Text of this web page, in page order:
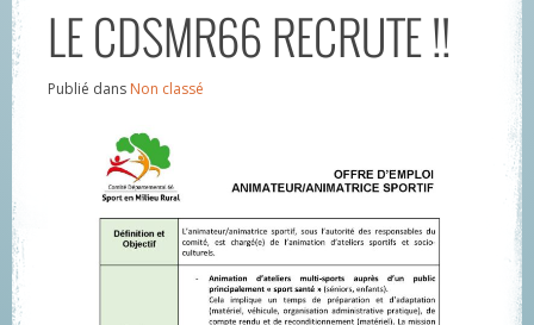
LE CDSMR66 RECRUTE !!
Publié dans Non classé